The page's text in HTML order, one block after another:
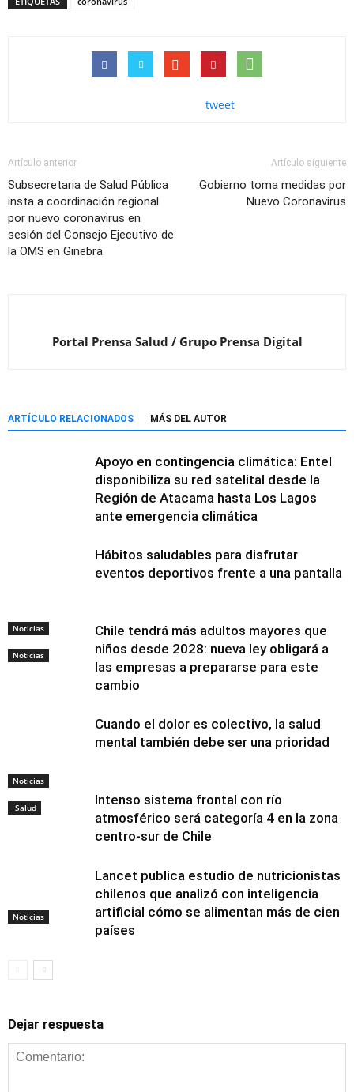
tweet
Artículo anterior
Subsecretaria de Salud Pública
insta a coordinación regional
por nuevo coronavirus en
sesión del Consejo Ejecutivo de
la OMS en Ginebra
Artículo siguiente
Gobierno toma medidas por
Nuevo Coronavirus
Portal Prensa Salud / Grupo Prensa Digital
ARTÍCULO RELACIONADOS MÁS DEL AUTOR
Noticias
Apoyo en contingencia climática: Entel
disponibiliza su red satelital desde la
Región de Atacama hasta Los Lagos
ante emergencia climática
Noticias
Hábitos saludables para disfrutar
eventos deportivos frente a una pantalla
Noticias
Chile tendrá más adultos mayores que
niños desde 2028: nueva ley obligará a
las empresas a prepararse para este
cambio
Salud
Cuando el dolor es colectivo, la salud
mental también debe ser una prioridad
Noticias
Intenso sistema frontal con río
atmosférico será categoría 4 en la zona
centro-sur de Chile
Alimentación y
nutrición
Lancet publica estudio de nutricionistas
chilenos que analizó con inteligencia
artificial cómo se alimentan más de cien
países
Dejar respuesta